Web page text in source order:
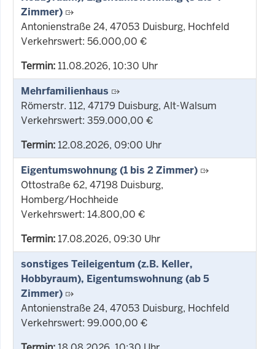
Zimmer)
Antonienstraße 24, 47053 Duisburg, Hochfeld
Verkehrswert: 56.000,00 €
Termin:11.08.2026, 10:30 Uhr
Mehrfamilienhaus
Römerstr. 112, 47179 Duisburg, Alt-Walsum
Verkehrswert: 359.000,00 €
Termin:12.08.2026, 09:00 Uhr
Eigentumswohnung (1 bis 2 Zimmer)
Ottostraße 62, 47198 Duisburg,
Homberg/Hochheide
Verkehrswert: 14.800,00 €
Termin:17.08.2026, 09:30 Uhr
sonstiges Teileigentum (z.B. Keller,
Hobbyraum), Eigentumswohnung (ab 5
Zimmer)
Antonienstraße 24, 47053 Duisburg, Hochfeld
Verkehrswert: 99.000,00 €